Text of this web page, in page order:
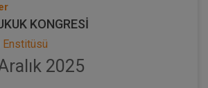
KONGRESİ
Enstitüsü
2025